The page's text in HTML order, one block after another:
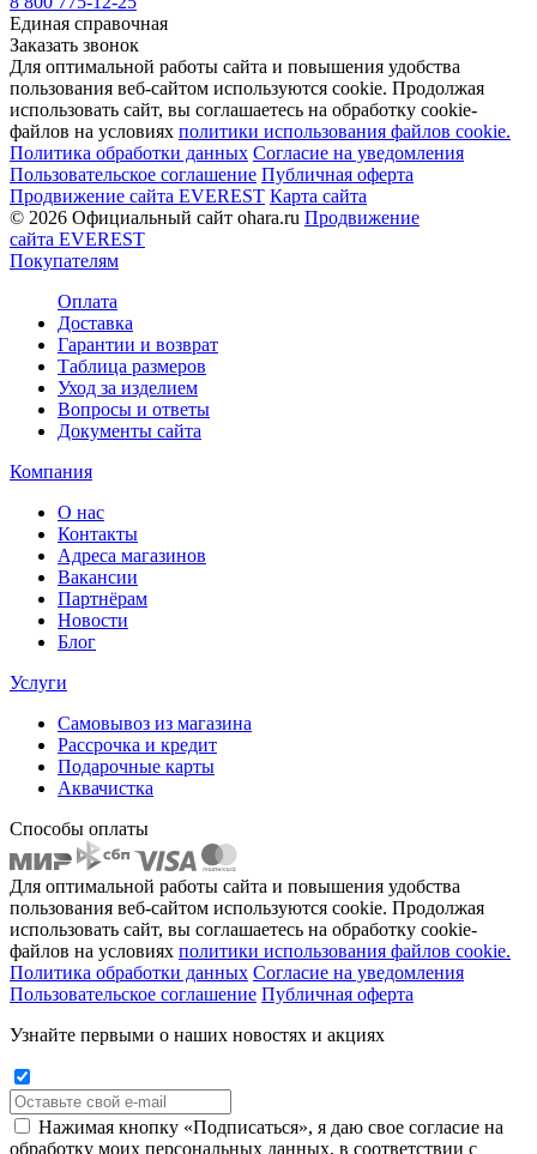
Единая справочная
Заказать звонок
Для оптимальной работы сайта и повышения удобства
пользования веб-сайтом используются cookie. Продолжая
использовать сайт, вы соглашаетесь на обработку cookie-
файлов на условиях политики использования файлов cookie.
Политика обработки данных Согласие на уведомления
Пользовательское соглашение Публичная оферта
Продвижение сайта EVEREST Карта сайта
© 2026 Официальный сайт ohara.ru Продвижение
сайта EVEREST
Покупателям
Оплата
Доставка
Гарантии и возврат
Таблица размеров
Уход за изделием
Вопросы и ответы
Документы сайта
Компания
О нас
Контакты
Адреса магазинов
Вакансии
Партнёрам
Новости
Блог
Услуги
Самовывоз из магазина
Рассрочка и кредит
Подарочные карты
Аквачистка
Способы оплаты
Для оптимальной работы сайта и повышения удобства
пользования веб-сайтом используются cookie. Продолжая
использовать сайт, вы соглашаетесь на обработку cookie-
файлов на условиях политики использования файлов cookie.
Политика обработки данных Согласие на уведомления
Пользовательское соглашение Публичная оферта
Узнайте первыми о наших новостях и акциях
Нажимая кнопку «Подписаться», я даю свое согласие на
обработку моих персональных данных, в соответствии с